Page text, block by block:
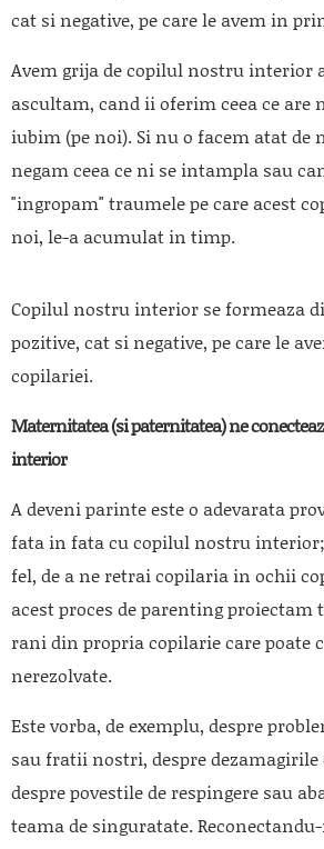
cat si negative, pe care le avem in
Avem grija de copilul nostru interior
ascultam, cand ii oferim ceea ce are
iubim (pe noi). Si nu o facem atat
negam ceea ce ni se intampla sau
"ingropam" traumele pe care acest
noi, le-a acumulat in timp.
Copilul nostru interior se formeaza
pozitive, cat si negative, pe care le
copilariei.
Maternitatea (si paternitatea) ne
interior
A deveni parinte este o adevarata
fata in fata cu copilul nostru
fel, de a ne retrai copilaria in ochii
acest proces de parenting proiectam
rani din propria copilarie care poate
nerezolvate.
Este vorba, de exemplu, despre
sau fratii nostri, despre dezamagirile
despre povestile de respingere sau
teama de singuratate.